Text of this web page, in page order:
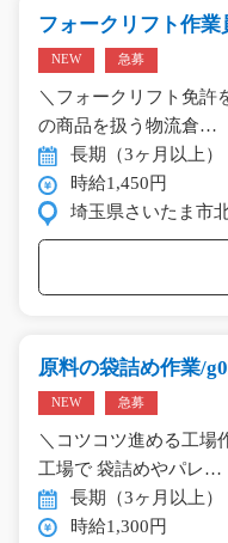
フォークリフト作業
NEW 急募
＼フォークリフト免許
の商品を扱う物流倉…
長期（3ヶ月以上）
時給1,450円
埼玉県さいたま市
原料の袋詰め作業/
NEW 急募
＼コツコツ進める工場
工場で 袋詰めやパレ…
長期（3ヶ月以上）
時給1,300円